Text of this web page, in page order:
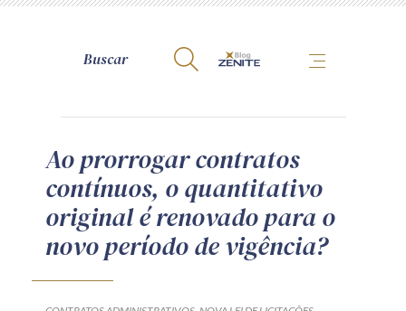
A Zênite
Como publicar conosco
Site da Zênite
Contato
Ao prorrogar contratos
contínuos, o quantitativo
original é renovado para o
novo período de vigência?